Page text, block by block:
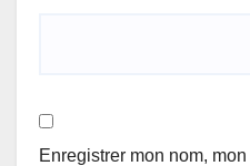
Enregistrer mon nom,